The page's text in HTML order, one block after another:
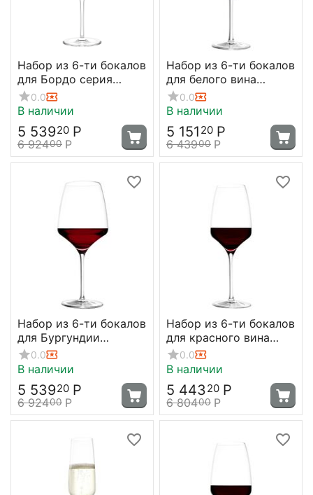
Набор из 6-ти бокалов
для Бордо серия
Experience 645 мл;
D=95, H=238 мм,
0.0
В наличии
5 53920 Р
6 92400 Р
Набор из 6-ти бокалов
для белого вина
Experience 350 мл,
D80 мм, H214 мм,
0.0
В наличии
5 151 20 Р
6 43900 Р
Набор из 6-ти бокалов
для Бургундии
Experience 695 мл,
D105 мм, H231 мм,
0.0
В наличии
5 53920 Р
6 92400 Р
Набор из 6-ти бокалов
для красного вина
Experience 450 мл,
D84 мм, H225 мм,
0.0
В наличии
5 44320 Р
6 80400 Р